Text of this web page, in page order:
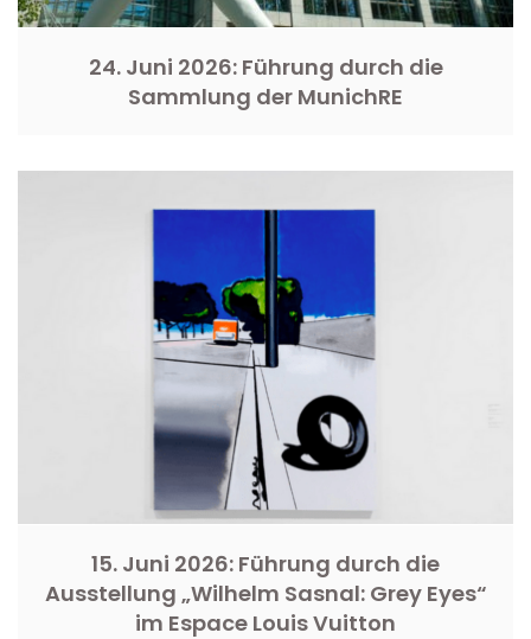
24. Juni 2026: Führung durch die
Sammlung der MunichRE
15. Juni 2026: Führung durch die
Ausstellung „Wilhelm Sasnal: Grey Eyes“
im Espace Louis Vuitton